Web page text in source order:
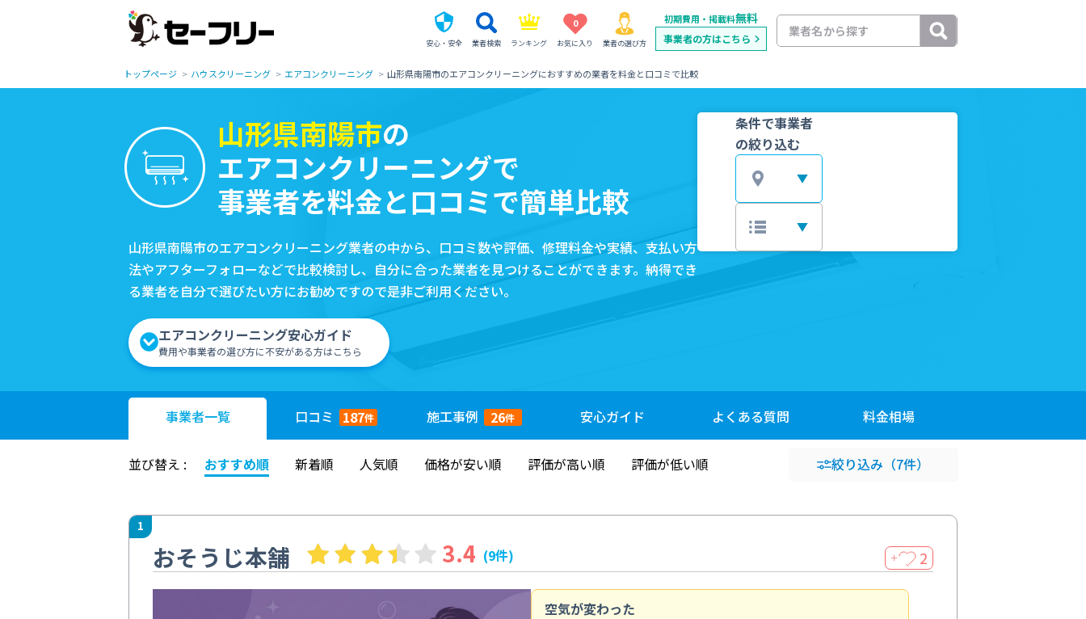
安心・安全 業者検索 ランキング
0
お気に入り 業者の選び方
初期費用・掲載料無料
事業者の方はこちら
トップページ ハウスクリーニング エアコンクリーニング 山形県南陽市のエアコンクリーニングにおすすめの業者を料金と口コミで比較
山形県南陽市の
エアコンクリーニングで
事業者を料金と口コミで簡単比較
山形県南陽市のエアコンクリーニング業者の中から、口コミ数や評価、修理料金や実績、支払い方
法やアフターフォローなどで比較検討し、自分に合った業者を見つけることができます。納得でき
る業者を自分で選びたい方にお勧めですので是非ご利用ください。
エアコンクリーニング安心ガイド
費用や事業者の選び方に不安がある方はこちら
条件で事業者
の絞り込む
事業者一覧 口コミ 187件 施工事例 26件 安心ガイド よくある質問 料金相場
並び替え : おすすめ順 新着順 人気順 価格が安い順 評価が高い順 評価が低い順 絞り込み （7件）
1
おそうじ本舗 3.4 (9件) ＋ 2
空気が変わった